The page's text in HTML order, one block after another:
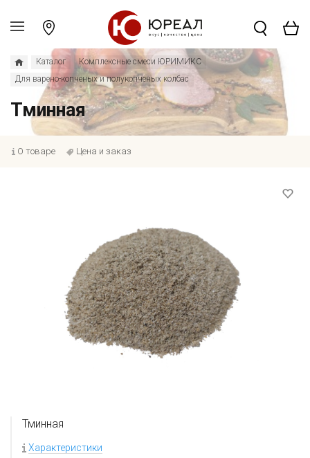
Каталог
Комплексные смеси ЮРИМИКС
Для варено-копченых и полукопченых колбас
Тминная
О товаре Цена и заказ
Тминная
Характеристики